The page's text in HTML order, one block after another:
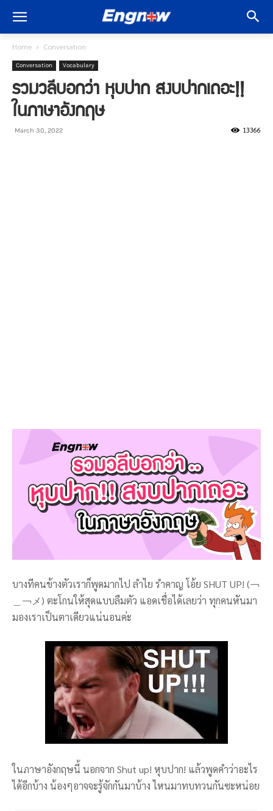
Home Conversation
Conversation Vocabulary
รวมวลีบอกว่า หุบปาก สงบปากเถอะ!!
ในภาษาอังกฤษ
March 30, 2022 13366
บางทีคนข้างตัวเราก็พูดมากไป ลำไย รำคาญ โอ้ย SHUT UP! (￢
＿￢メ) ตะโกนให้สุดแบบลืมตัว แอดเชื่อได้เลยว่า ทุกคนหันมา
มองเราเป็นตาเดียวแน่นอนค่ะ
ในภาษาอังกฤษนี้ นอกจาก Shut up! หุบปาก! แล้วพูดคำว่าอะไร
ได้อีกบ้าง น้องๆอาจจะรู้จักกันมาบ้าง ไหนมาทบทวนกันซะหน่อย